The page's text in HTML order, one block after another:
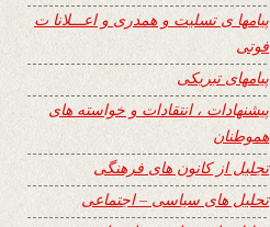
پیامها ی تسلیت و همدری و اعـــلانا ت
فوتی
پیامهای تبریکی
پیشنهادات ، انتقادات و خواسته های
هموطنان
تجلیل از کانون های فرهنگی
تحلیل های سیاسی – اجتماعی